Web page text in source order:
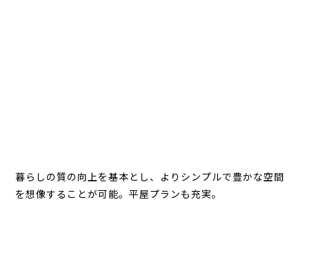
暮らしの質の向上を基本とし、よりシンプルで豊かな空間
を想像することが可能。平屋プランも充実。